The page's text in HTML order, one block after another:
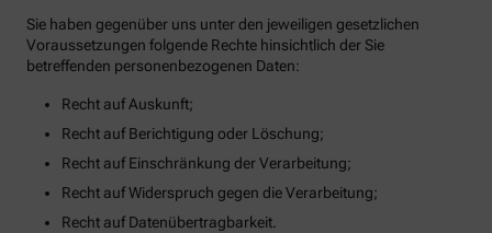
Sie haben gegenüber uns unter den jeweiligen gesetzlichen
Voraussetzungen folgende Rechte hinsichtlich der Sie
betreffenden personenbezogenen Daten:
Recht auf Auskunft;
Recht auf Berichtigung oder Löschung;
Recht auf Einschränkung der Verarbeitung;
Recht auf Widerspruch gegen die Verarbeitung;
Recht auf Datenübertragbarkeit.